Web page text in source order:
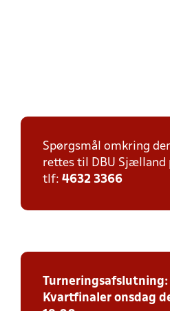
Spørgsmål omkring
rettes til DBU Sjælland
tlf: 4632 3366
Turneringsafslutning:
Kvartfinaler onsdag